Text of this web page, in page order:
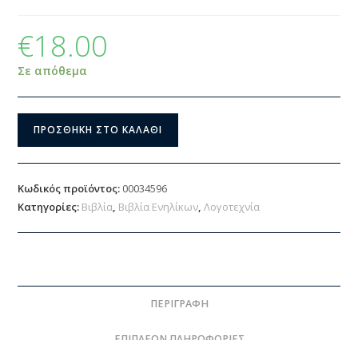
€18.00
Σε απόθεμα
ΠΡΟΣΘΉΚΗ ΣΤΟ ΚΑΛΆΘΙ
Κωδικός προϊόντος: 00034596
Κατηγορίες: Βιβλία, Βιβλία Ενηλίκων,Λογοτεχνία
ΠΕΡΙΓΡΑΦΉ